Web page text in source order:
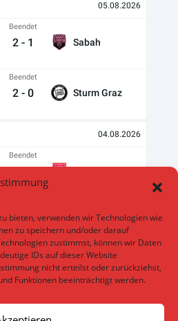
bieten, verwenden wir Technologien wie
zu speichern und/oder darauf
zustimmst, können wir Daten
IDs auf dieser Website
nicht erteilst oder zurückziehst,
Funktionen beeinträchtigt werden.
05.08.2026
Beendet
2 - 1 Sabah
Beendet
2 - 0 Sturm Graz
04.08.2026
Beendet
2 - 1
0 - 0 N.E.C.
Beendet
3 - 3 Bodo Glimt
Beendet